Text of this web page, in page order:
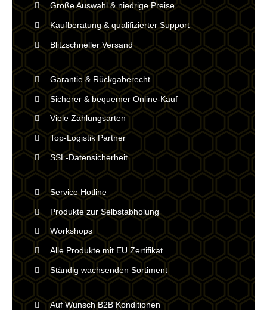
Große Auswahl & niedrige Preise
Kaufberatung & qualifizierter Support
Blitzschneller Versand
Garantie & Rückgaberecht
Sicherer & bequemer Online-Kauf
Viele Zahlungsarten
Top-Logistik Partner
SSL-Datensicherheit
Service Hotline
Produkte zur Selbstabholung
Workshops
Alle Produkte mit EU Zertifikat
Ständig wachsenden Sortiment
Auf Wunsch B2B Konditionen